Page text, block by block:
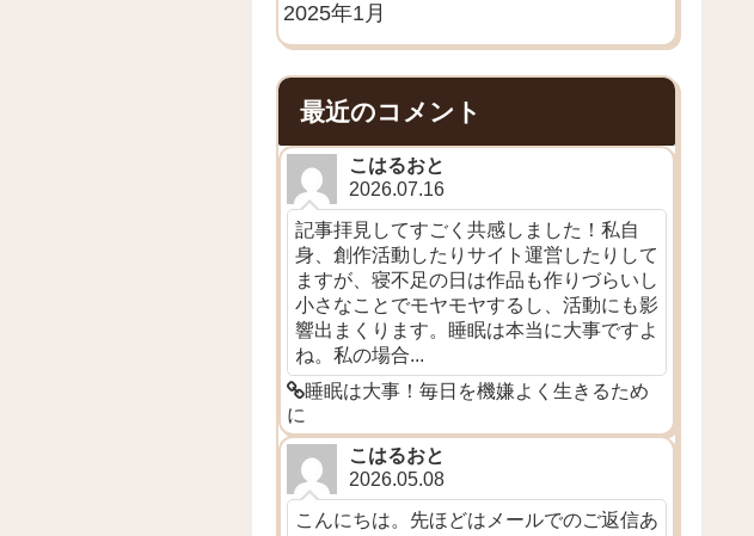
2025年1月
最近のコメント
こはるおと
2026.07.16
記事拝見してすごく共感しました！私自
身、創作活動したりサイト運営したりして
ますが、寝不足の日は作品も作りづらいし
小さなことでモヤモヤするし、活動にも影
響出まくります。睡眠は本当に大事ですよ
ね。私の場合...
睡眠は大事！毎日を機嫌よく生きるため
に
こはるおと
2026.05.08
こんにちは。先ほどはメールでのご返信あ